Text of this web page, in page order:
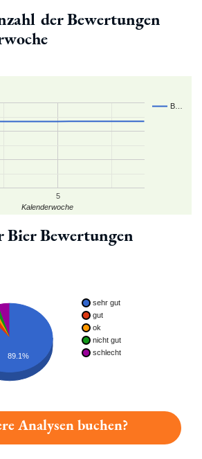
der Bewertungen
B…
5
Kalenderwoche
Bewertungen
sehr gut
gut
ok
nicht gut
schlecht
89.1%
Analysen buchen?